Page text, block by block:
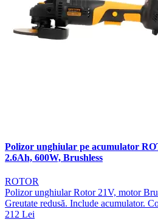
Polizor unghiular pe acumulator
2.6Ah, 600W, Brushless
ROTOR
Polizor unghiular Rotor 21V, motor
Greutate redusă. Include acumulator.
212 Lei